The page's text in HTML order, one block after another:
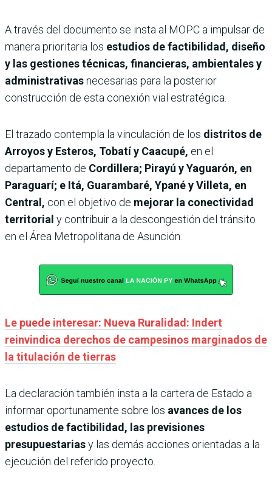
A través del documento se insta al MOPC a impulsar de
manera prioritaria los estudios de factibilidad, diseño
y las gestiones técnicas, financieras, ambientales y
administrativasnecesarias para la posterior
construcción de esta conexión vial estratégica.
El trazado contempla la vinculación de los distritos de
Arroyos y Esteros, Tobatí y Caacupé, en el
departamento de Cordillera; Pirayú y Yaguarón, en
Paraguarí; e Itá, Guarambaré, Ypané y Villeta, en
Central, con el objetivo de mejorar la conectividad
territorial y contribuir a la descongestión del tránsito
en el Área Metropolitana de Asunción.
Le puede interesar: Nueva Ruralidad: Indert
reinvindica derechos de campesinos marginados de
la titulación de tierras
La declaración también insta a la cartera de Estado a
informar oportunamente sobre los avances de los
estudios de factibilidad, las previsiones
presupuestariasy las demás acciones orientadas a la
ejecución del referido proyecto.